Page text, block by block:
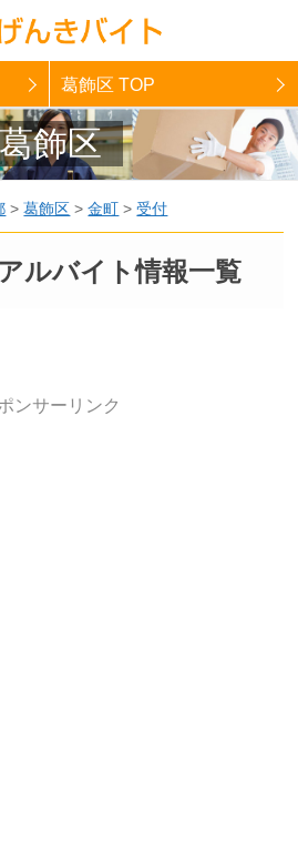
葛飾区 TOP
葛飾区
>葛飾区 >金町 >受付
ルバイト情報一覧
ンサーリンク